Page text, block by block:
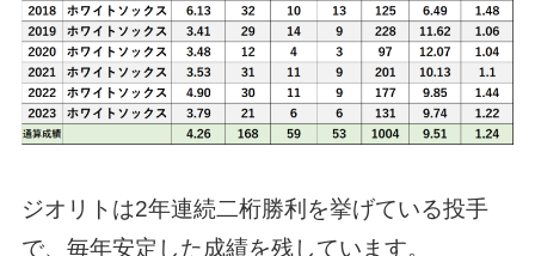
ジオリトは2年連続二桁勝利を挙げている投手
で、毎年安定した成績を残しています。